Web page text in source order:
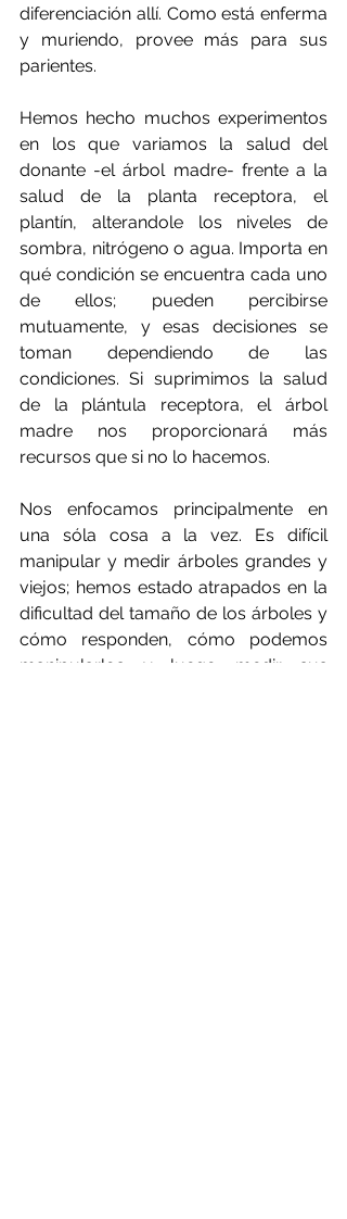
diferenciación allí. Como está enferma
y muriendo, provee más para sus
parientes.
Hemos hecho muchos experimentos
en los que variamos la salud del
donante -el árbol madre- frente a la
salud de la planta receptora, el
plantín, alterandole los niveles de
sombra, nitrógeno o agua. Importa en
qué condición se encuentra cada uno
de ellos; pueden percibirse
mutuamente, y esas decisiones se
toman dependiendo de las
condiciones. Si suprimimos la salud
de la plántula receptora, el árbol
madre nos proporcionará más
recursos que si no lo hacemos.
Nos enfocamos principalmente en
una sóla cosa a la vez. Es difícil
manipular y medir árboles grandes y
viejos; hemos estado atrapados en la
dificultad del tamaño de los árboles y
cómo responden, cómo podemos
manipularlos y luego medir sus